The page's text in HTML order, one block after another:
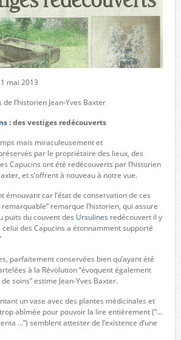
mai 2013
l’historien Jean-Yves Baxter
: des vestiges redécouverts
mais miraculeusement et
par le propriétaire des lieux, des
Capucins ont été redécouverts par l’historien
et s’offrent à nouveau à notre vue.
émouvant car l’état de conservation de ces
remarque l’historien, qui assure
puits du couvent des Ursulines redécouvert il y
des Capucins a étonnamment supporté
parfaitement conservées bien qu’ayant été
à la Révolution “évoquent également
de soins” estime Jean-Yves Baxter.
un vase avec des plantes médicinales et
abîmée pour pouvoir la lire entièrement (“…
…”) semblent attester de l’existence d’une